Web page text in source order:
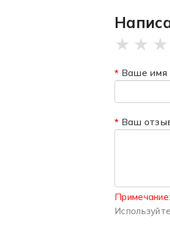
★ ★ ★
Ваше имя
Ваш
Примечание: